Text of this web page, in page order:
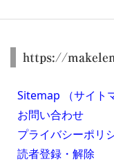
https://
Sitemap （サイト
お問い合わせ
プライバシーポリ
読者登録・解除